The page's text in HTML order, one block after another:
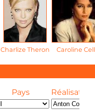
Charlize Theron Caroline
Pays Réalisateur